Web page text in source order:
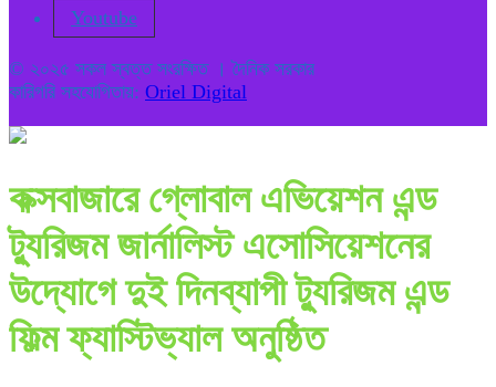
Youtube
© ২০২৫ সকল স্বত্ত সংরক্ষিত । দৈনিক সরকার
কারিগরি সহযোগিতায়: Oriel Digital
কক্সবাজারে গ্লোবাল এভিয়েশন এন্ড
ট্যুরিজম জার্নালিস্ট এসোসিয়েশনের
উদ্যোগে দুই দিনব্যাপী ট্যুরিজম এন্ড
ফিল্ম ফ্যাস্টিভ্যাল অনুষ্ঠিত